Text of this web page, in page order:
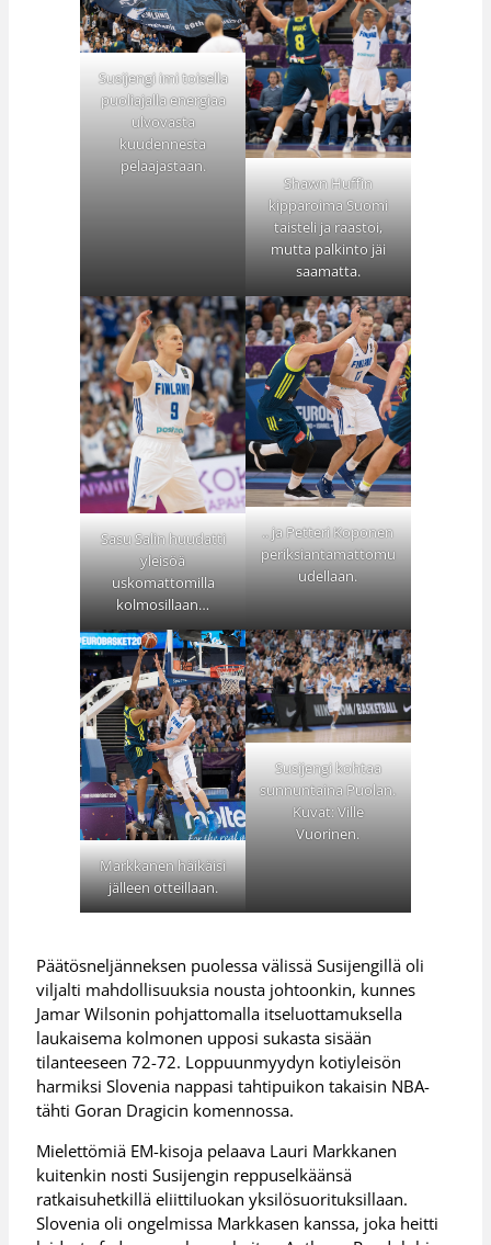
Susijengi imi toisella
puoliajalla energiaa
ulvovasta
kuudennesta
pelaajastaan.
Shawn Huffin
kipparoima Suomi
taisteli ja raastoi,
mutta palkinto jäi
saamatta.
Sasu Salin huudatti
yleisöä
uskomattomilla
kolmosillaan…
.. ja Petteri Koponen
periksiantamattomu
udellaan.
Markkanen häikäisi
jälleen otteillaan.
Susijengi kohtaa
sunnuntaina Puolan.
Kuvat: Ville
Vuorinen.
Päätösneljänneksen puolessa välissä Susijengillä oli
viljalti mahdollisuuksia nousta johtoonkin, kunnes
Jamar Wilsonin pohjattomalla itseluottamuksella
laukaisema kolmonen upposi sukasta sisään
tilanteeseen 72-72. Loppuunmyydyn kotiyleisön
harmiksi Slovenia nappasi tahtipuikon takaisin NBA-
tähti Goran Dragicin komennossa.
Mielettömiä EM-kisoja pelaava Lauri Markkanen
kuitenkin nosti Susijengin reppuselkäänsä
ratkaisuhetkillä eliittiluokan yksilösuorituksillaan.
Slovenia oli ongelmissa Markkasen kanssa, joka heitti